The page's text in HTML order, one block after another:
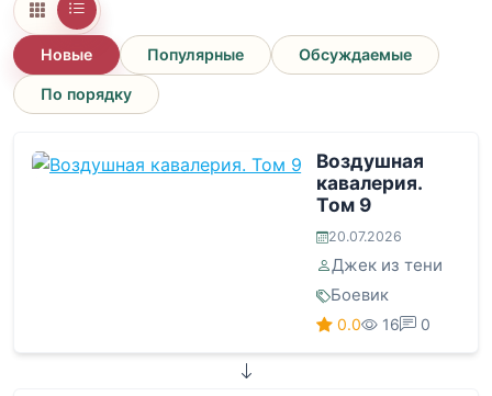
Новые Популярные Обсуждаемые
По порядку
Воздушная
кавалерия.
Том 9
20.07.2026
Джек из тени
Боевик
0.0 16 0